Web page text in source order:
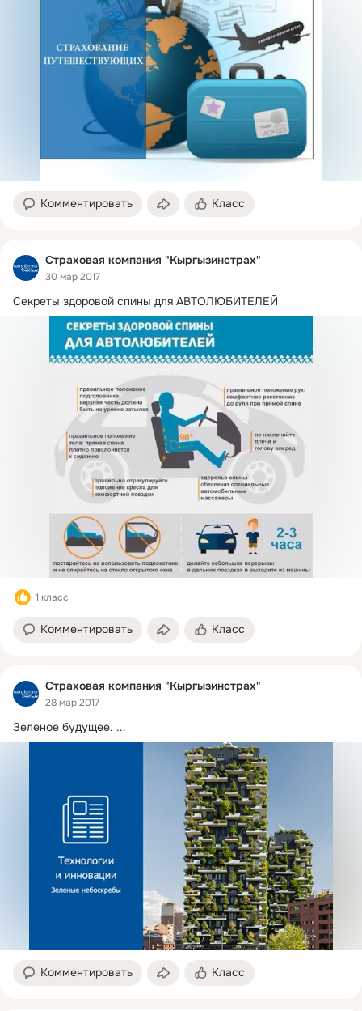
Комментировать Класс
Страховая компания "Кыргызинстрах"
30 мар 2017
Секреты здоровой спины для АВТОЛЮБИТЕЛЕЙ
1 класс
Комментировать Класс
Страховая компания "Кыргызинстрах"
28 мар 2017
Зеленое будущее. ...
Комментировать Класс